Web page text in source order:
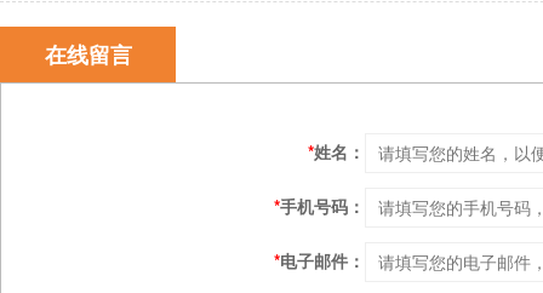
在线留言
*姓名：
*手机号码：
*电子邮件：